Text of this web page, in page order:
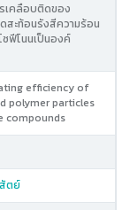
เคลือบติดของ
สะท้อนรังสีความร้อน
ซฟีโนนเป็นองค์
efficiency of
polymer particles
compounds
ตย์